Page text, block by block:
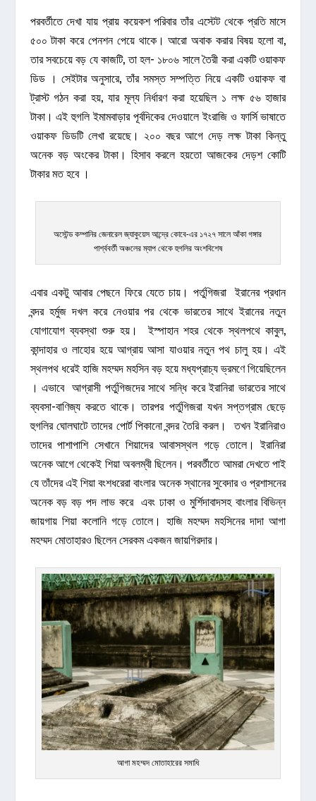
পরবর্তীতে দেখা যায় প্রায় কয়েকশ পরিবার তাঁর এস্টেট থেকে প্রতি মাসে
৫০০ টাকা করে পেনশন পেয়ে থাকে। আরো অবাক করার বিষয় হলো বা,
তার সবচেয়ে বড় যে কাজটি, তা হল- ১৮০৬ সালে তৈরী করা একটি ওয়াকফ
ডিড । সেইটার অনুসারে, তাঁর সমস্ত সম্পত্তি নিয়ে একটি ওয়াকফ বা
ট্রাস্ট গঠন করা হয়, যার মূল্য নির্ধারণ করা হয়েছিল ১ লক্ষ ৫৬ হাজার
টাকা। এই হুগলি ইমামবাড়ার পূর্বদিকের দেওয়ালে ইংরাজি ও ফার্সি ভাষাতে
ওয়াকফ ডিডটি লেখা রয়েছে। ২০০ বছর আগে দেড় লক্ষ টাকা কিন্তু
অনেক বড় অংকের টাকা। হিসাব করলে হয়তো আজকের দেড়শ কোটি
টাকার মত হবে ।
অস্টেন্ড কম্পানির জেনারেল জ্যাকুয়েস আন্দ্রে কোবে-এর ১৭২৭ সালে আঁকা গঙ্গার
পার্শ্ববর্তী অঞ্চলের ম্যাপ থেকে হুগলির অংশবিশেষ
এবার একটু আবার পেছনে ফিরে যেতে চায়। পর্তুগিজরা ইরানের প্রধান
বন্দর হর্মুজ দখল করে নেওয়ার পর থেকে ভারতের সাথে ইরানের নতুন
যোগাযোগ ব্যবস্থা শুরু হয়। ইস্পাহান শহর থেকে স্থলপথে কাবুল,
কান্দাহার ও লাহোর হয়ে আগ্রায় আসা যাওয়ার নতুন পথ চালু হয়। এই
স্থলপথ ধরেই হাজি মহম্মদ মহসিন বড় হয়ে মধ্যপ্রাচ্য ভ্রমণে গিয়েছিলেন
। এভাবে আগ্রাসী পর্তুগিজদের সাথে সন্ধি করে ইরানিরা ভারতের সাথে
ব্যবসা-বাণিজ্য করতে থাকে। তারপর পর্তুগিজরা যখন সপ্তগ্রাম ছেড়ে
হুগলির ঘোলঘাটে তাদের পোর্ট পিকানো বন্দর তৈরি করল। তখন ইরানিরাও
তাদের পাশাপাশি সেখানে শিয়াদের আবাসস্থল গড়ে তোলে। ইরানিরা
অনেক আগে থেকেই শিয়া অবলম্বী ছিলেন। পরবর্তীতে আমরা দেখতে পাই
যে তাঁদের এই শিয়া বংশধরেরা বাংলার অনেক স্থানের সুবেদার ও প্রশাসনের
অনেক বড় বড় পদ লাভ করে এবং ঢাকা ও মুর্শিদাবাদসহ বাংলার বিভিন্ন
জায়গায় শিয়া কলোনি গড়ে তোলে। হাজি মহম্মদ মহসিনের দাদা আগা
মহম্মদ মোতাহারও ছিলেন সেরকম একজন জায়গিরদার।
আগা মহম্মদ মোতাহারের সমাধি